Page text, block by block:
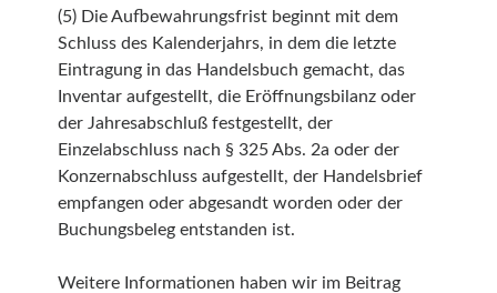
(5) Die Aufbewahrungsfrist beginnt mit dem
Schluss des Kalenderjahrs, in dem die letzte
Eintragung in das Handelsbuch gemacht, das
Inventar aufgestellt, die Eröffnungsbilanz oder
der Jahresabschluß festgestellt, der
Einzelabschluss nach § 325 Abs. 2a oder der
Konzernabschluss aufgestellt, der Handelsbrief
empfangen oder abgesandt worden oder der
Buchungsbeleg entstanden ist.
Weitere Informationen haben wir im Beitrag